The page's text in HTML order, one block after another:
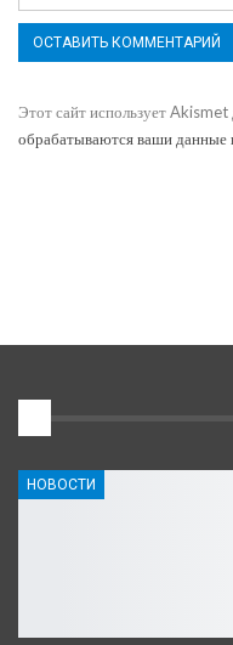
Этот сайт использует
обрабатываются ваши данные
НОВОСТИ